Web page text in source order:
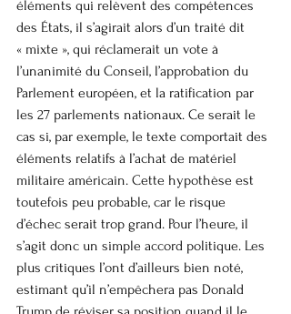
éléments qui relèvent des compétences
des États, il s’agirait alors d’un traité dit
« mixte », qui réclamerait un vote à
l’unanimité du Conseil, l’approbation du
Parlement européen, et la ratification par
les 27 parlements nationaux. Ce serait le
cas si, par exemple, le texte comportait des
éléments relatifs à l’achat de matériel
militaire américain. Cette hypothèse est
toutefois peu probable, car le risque
d’échec serait trop grand. Pour l’heure, il
s’agit donc un simple accord politique. Les
plus critiques l’ont d’ailleurs bien noté,
estimant qu’il n’empêchera pas Donald